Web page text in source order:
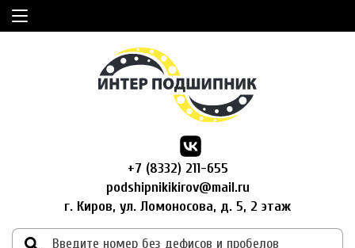
+7 (8332) 211-655
podshipnikikirov@mail.ru
г. Киров, ул. Ломоносова, д. 5, 2 этаж